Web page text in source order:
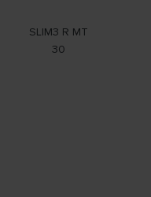
SLIM3 R MT
30